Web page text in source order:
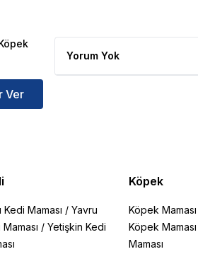
Pembe 86x46x94cm 15Kg Ürün
Ver
Yorum Yok
Kedi Maması / Yavru
/ Yetişkin Kedi
Köpek
Köpek Maması
Köpek Maması
Maması